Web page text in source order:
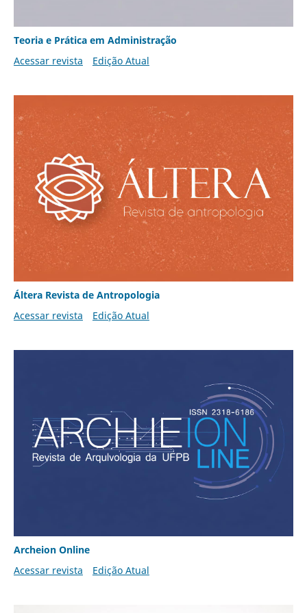
Teoria e Prática em Administração
Acessar revista
Edição Atual
Áltera Revista de Antropologia
Acessar revista
Edição Atual
Archeion Online
Acessar revista
Edição Atual